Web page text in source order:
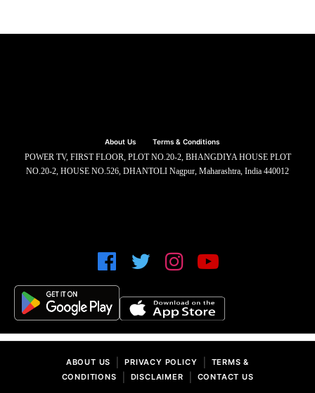
About Us Terms & Conditions
POWER TV, FIRST FLOOR, PLOT NO.20-2, BHANGDIYA HOUSE PLOT
NO.20-2, HOUSE NO.526, DHANTOLI Nagpur, Maharashtra, India 440012
ABOUT US PRIVACY POLICY
TERMS &
CONDITIONS
DISCLAIMER CONTACT US